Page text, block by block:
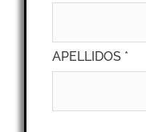
APELLIDOS *